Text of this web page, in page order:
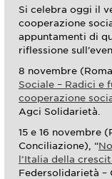
Si celebra oggi il
cooperazione
appuntamenti di
riflessione
8 novembre
Sociale – Radici e
cooperazione
Agci Solidarietà.
15 e 16 novembre
Conciliazione), “
l’Italia della
Federsolidarietà –